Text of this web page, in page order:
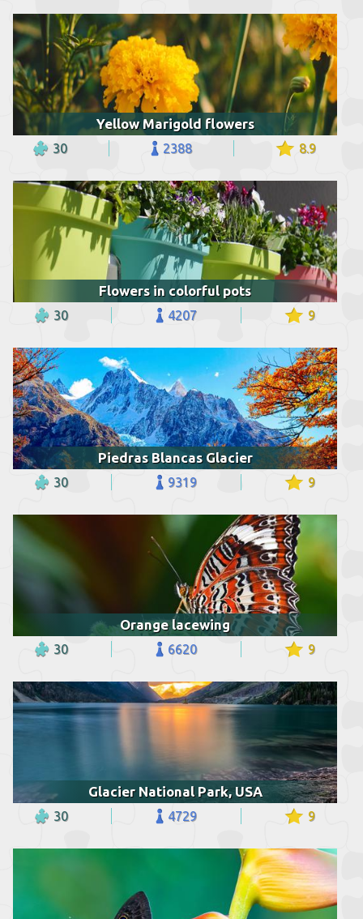
Yellow Marigold flowers
30 2388 8.9
Flowers in colorful pots
30 4207 9
Piedras Blancas Glacier
30 9319 9
Orange lacewing
30 6620 9
Glacier National Park, USA
30 4729 9